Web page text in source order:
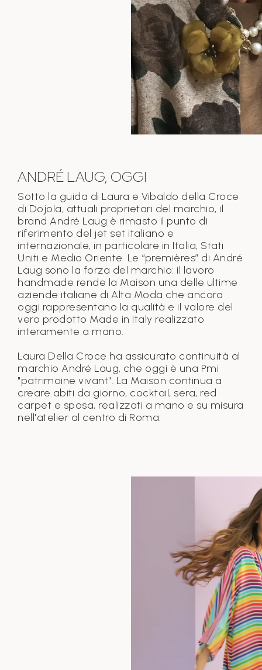
ANDRÉ LAUG, OGGI
Sotto la guida di Laura e Vibaldo della Croce
di Dojola, attuali proprietari del marchio, il
brand André Laug è rimasto il punto di
riferimento del jet set italiano e
internazionale, in particolare in Italia, Stati
Uniti e Medio Oriente. Le “premières” di André
Laug sono la forza del marchio: il lavoro
handmade rende la Maison una delle ultime
aziende italiane di Alta Moda che ancora
oggi rappresentano la qualità e il valore del
vero prodotto Made in Italy realizzato
interamente a mano.
Laura Della Croce ha assicurato continuità al
marchio André Laug, che oggi è una Pmi
"patrimoine vivant". La Maison continua a
creare abiti da giorno, cocktail, sera, red
carpet e sposa, realizzati a mano e su misura
nell'atelier al centro di Roma.